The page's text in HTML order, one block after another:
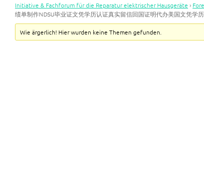
Initiative & Fachforum für die Reparatur elektrischer Hausgeräte ›
绩单制作NDSU毕业证文凭学历认证真实留信回国证明代办美国文凭学
Wie ärgerlich! Hier wurden keine Themen gefunden.